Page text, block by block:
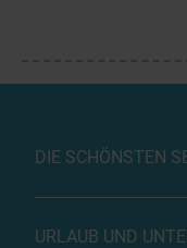
DIE SCHÖNSTEN
URLAUB UND